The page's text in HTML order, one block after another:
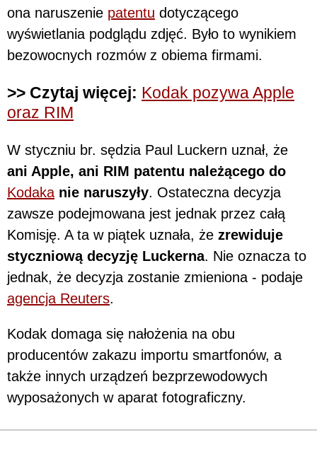
ona naruszenie patentu dotyczącego
wyświetlania podglądu zdjęć. Było to wynikiem
bezowocnych rozmów z obiema firmami.
>> Czytaj więcej: Kodak pozywa Apple
oraz RIM
W styczniu br. sędzia Paul Luckern uznał, że
ani Apple, ani RIM patentu należącego do
Kodaka nie naruszyły. Ostateczna decyzja
zawsze podejmowana jest jednak przez całą
Komisję. A ta w piątek uznała, że zrewiduje
styczniową decyzję Luckerna. Nie oznacza to
jednak, że decyzja zostanie zmieniona - podaje
agencja Reuters.
Kodak domaga się nałożenia na obu
producentów zakazu importu smartfonów, a
także innych urządzeń bezprzewodowych
wyposażonych w aparat fotograficzny.